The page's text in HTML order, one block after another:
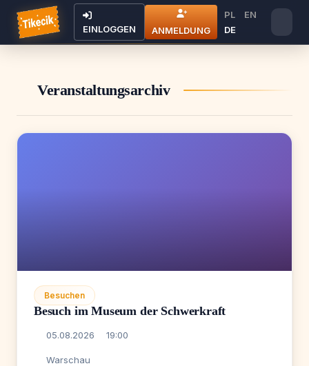
EINLOGGEN ANMELDUNG
PL
EN
DE
Veranstaltungsarchiv
Besuchen
Besuch im Museum der Schwerkraft
05.08.2026 19:00
Warschau